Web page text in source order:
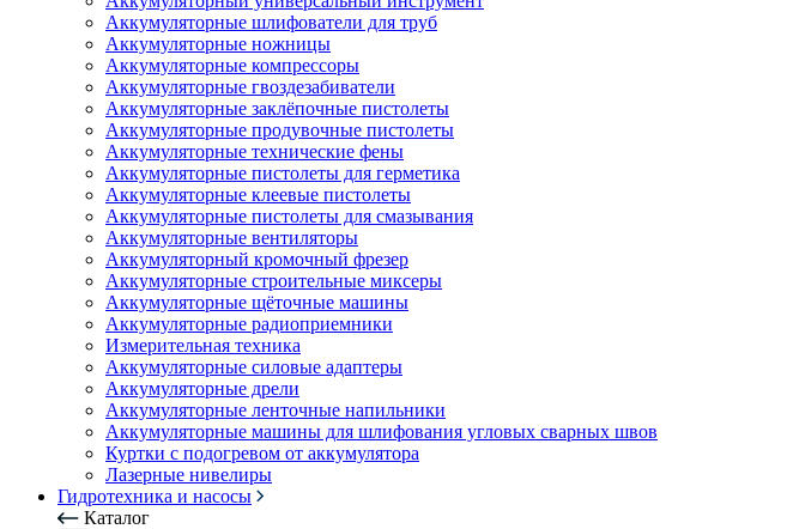
Аккумуляторные шлифователи для труб
Аккумуляторные ножницы
Аккумуляторные компрессоры
Аккумуляторные гвоздезабиватели
Аккумуляторные заклёпочные пистолеты
Аккумуляторные продувочные пистолеты
Аккумуляторные технические фены
Аккумуляторные пистолеты для герметика
Аккумуляторные клеевые пистолеты
Аккумуляторные пистолеты для смазывания
Аккумуляторные вентиляторы
Аккумуляторный кромочный фрезер
Аккумуляторные строительные миксеры
Аккумуляторные щёточные машины
Аккумуляторные радиоприемники
Измерительная техника
Аккумуляторные силовые адаптеры
Аккумуляторные дрели
Аккумуляторные ленточные напильники
Аккумуляторные машины для шлифования угловых сварных швов
Куртки с подогревом от аккумулятора
Лазерные нивелиры
Гидротехника и насосы
Каталог